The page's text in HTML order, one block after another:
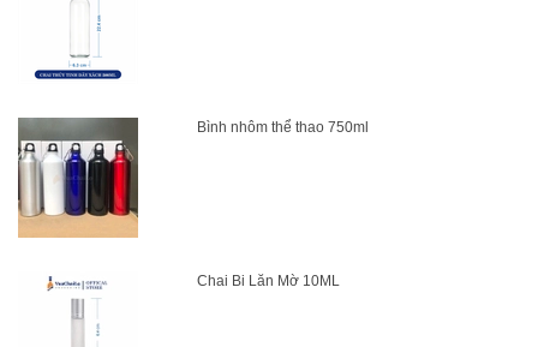
Bình nhôm thể thao 750ml
Chai Bi Lăn Mờ 10ML